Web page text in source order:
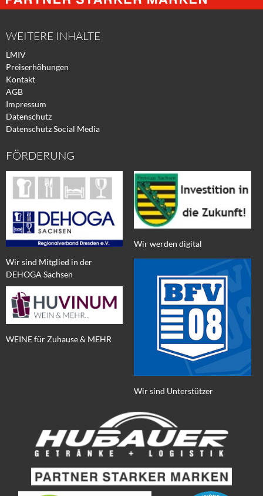
Facebook
Xing Twitter
WEITERE INHALTE
LMIV
Preiserhöhungen
Kontakt
AGB
Impressum
Datenschutz
Datenschutz Social Media
FÖRDERUNG
Wir sind Mitglied in der
DEHOGA Sachsen
WEINE für Zuhause & MEHR
Wir werden digital
Wir sind Unterstützer